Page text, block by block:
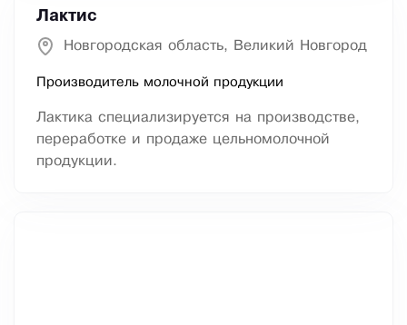
Лактис
Новгородская область, Великий Новгород
Производитель молочной продукции
Лактика специализируется на производстве,
переработке и продаже цельномолочной
продукции.